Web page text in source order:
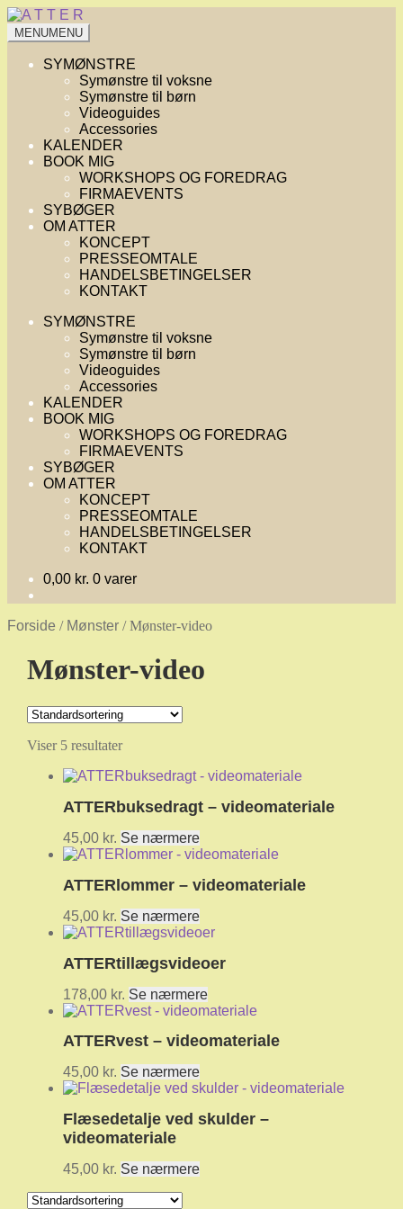
Spring
til
navigation
Spring
til
indhold
MENUMENU
SYMØNSTRE
Symønstre til voksne
Symønstre til børn
Videoguides
Accessories
KALENDER
BOOK MIG
WORKSHOPS OG FOREDRAG
FIRMAEVENTS
SYBØGER
OM ATTER
KONCEPT
PRESSEOMTALE
HANDELSBETINGELSER
KONTAKT
SYMØNSTRE
Symønstre til voksne
Symønstre til børn
Videoguides
Accessories
KALENDER
BOOK MIG
WORKSHOPS OG FOREDRAG
FIRMAEVENTS
SYBØGER
OM ATTER
KONCEPT
PRESSEOMTALE
HANDELSBETINGELSER
KONTAKT
0,00 kr. 0 varer
Forside / Mønster /Mønster-video
Mønster-video
Viser 5 resultater
ATTERbuksedragt – videomateriale
45,00 kr. Se nærmere
ATTERlommer – videomateriale
45,00 kr. Se nærmere
ATTERtillægsvideoer
178,00 kr. Se nærmere
ATTERvest – videomateriale
45,00 kr. Se nærmere
Flæsedetalje ved skulder –
videomateriale
45,00 kr. Se nærmere